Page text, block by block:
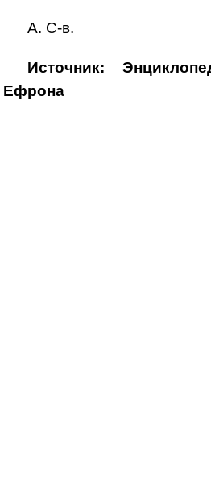
А. С-в.
Источник:
Ефрона